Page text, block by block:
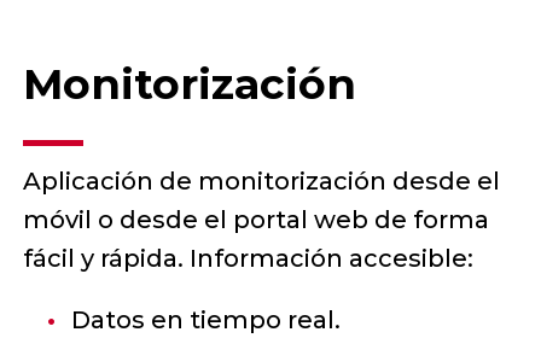
Monitorización
Aplicación de monitorización desde el
móvil o desde el portal web de forma
fácil y rápida. Información accesible:
Datos en tiempo real.